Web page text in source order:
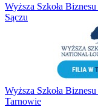
Wyższa Szkoła
Sączu
Wyższa Szkoła
Tarnowie